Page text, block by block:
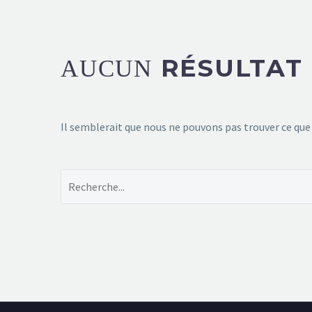
AUCUN RÉSULTAT
Il semblerait que nous ne pouvons pas trouver ce